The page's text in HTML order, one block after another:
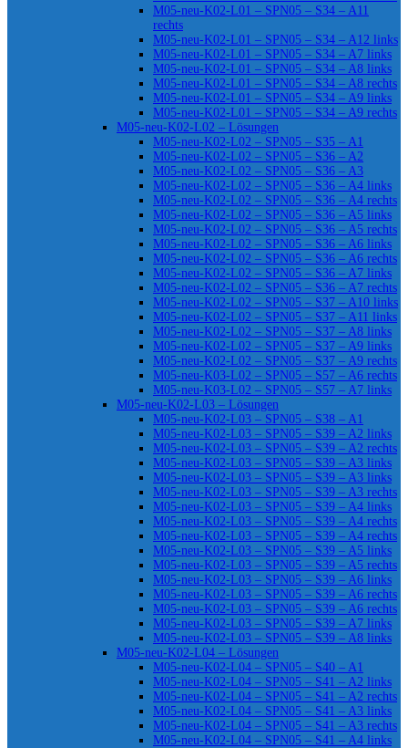
M05-neu-K02-L01 – SPN05 – S34 – A11
rechts
M05-neu-K02-L01 – SPN05 – S34 – A12 links
M05-neu-K02-L01 – SPN05 – S34 – A7 links
M05-neu-K02-L01 – SPN05 – S34 – A8 links
M05-neu-K02-L01 – SPN05 – S34 – A8 rechts
M05-neu-K02-L01 – SPN05 – S34 – A9 links
M05-neu-K02-L01 – SPN05 – S34 – A9 rechts
M05-neu-K02-L02 – Lösungen
M05-neu-K02-L02 – SPN05 – S35 – A1
M05-neu-K02-L02 – SPN05 – S36 – A2
M05-neu-K02-L02 – SPN05 – S36 – A3
M05-neu-K02-L02 – SPN05 – S36 – A4 links
M05-neu-K02-L02 – SPN05 – S36 – A4 rechts
M05-neu-K02-L02 – SPN05 – S36 – A5 links
M05-neu-K02-L02 – SPN05 – S36 – A5 rechts
M05-neu-K02-L02 – SPN05 – S36 – A6 links
M05-neu-K02-L02 – SPN05 – S36 – A6 rechts
M05-neu-K02-L02 – SPN05 – S36 – A7 links
M05-neu-K02-L02 – SPN05 – S36 – A7 rechts
M05-neu-K02-L02 – SPN05 – S37 – A10 links
M05-neu-K02-L02 – SPN05 – S37 – A11 links
M05-neu-K02-L02 – SPN05 – S37 – A8 links
M05-neu-K02-L02 – SPN05 – S37 – A9 links
M05-neu-K02-L02 – SPN05 – S37 – A9 rechts
M05-neu-K03-L02 – SPN05 – S57 – A6 rechts
M05-neu-K03-L02 – SPN05 – S57 – A7 links
M05-neu-K02-L03 – Lösungen
M05-neu-K02-L03 – SPN05 – S38 – A1
M05-neu-K02-L03 – SPN05 – S39 – A2 links
M05-neu-K02-L03 – SPN05 – S39 – A2 rechts
M05-neu-K02-L03 – SPN05 – S39 – A3 links
M05-neu-K02-L03 – SPN05 – S39 – A3 links
M05-neu-K02-L03 – SPN05 – S39 – A3 rechts
M05-neu-K02-L03 – SPN05 – S39 – A4 links
M05-neu-K02-L03 – SPN05 – S39 – A4 rechts
M05-neu-K02-L03 – SPN05 – S39 – A4 rechts
M05-neu-K02-L03 – SPN05 – S39 – A5 links
M05-neu-K02-L03 – SPN05 – S39 – A5 rechts
M05-neu-K02-L03 – SPN05 – S39 – A6 links
M05-neu-K02-L03 – SPN05 – S39 – A6 rechts
M05-neu-K02-L03 – SPN05 – S39 – A6 rechts
M05-neu-K02-L03 – SPN05 – S39 – A7 links
M05-neu-K02-L03 – SPN05 – S39 – A8 links
M05-neu-K02-L04 – Lösungen
M05-neu-K02-L04 – SPN05 – S40 – A1
M05-neu-K02-L04 – SPN05 – S41 – A2 links
M05-neu-K02-L04 – SPN05 – S41 – A2 rechts
M05-neu-K02-L04 – SPN05 – S41 – A3 links
M05-neu-K02-L04 – SPN05 – S41 – A3 rechts
M05-neu-K02-L04 – SPN05 – S41 – A4 links